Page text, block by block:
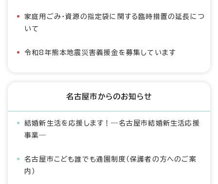
家庭用ごみ・資源の指定袋に関する臨時措置の延長につ
いて
令和8年熊本地震災害義援金を募集しています
名古屋市からのお知らせ
結婚新生活を応援します！―名古屋市結婚新生活応援
事業―
名古屋市こども誰でも通園制度（保護者の方へのご案
内）